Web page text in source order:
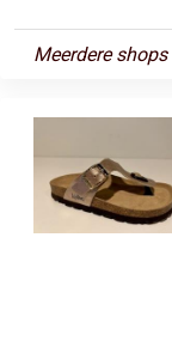
Meerdere shops